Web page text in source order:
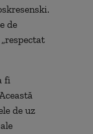
de
fi
de uz